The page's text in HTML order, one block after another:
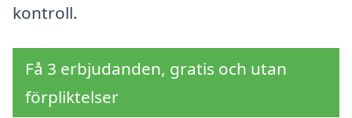
kontroll.
Få 3 erbjudanden, gratis och utan
förpliktelser